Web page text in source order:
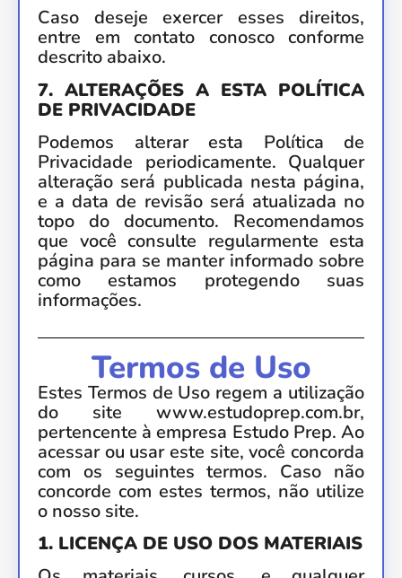
Caso deseje exercer esses direitos,
entre em contato conosco conforme
descrito abaixo.
7. ALTERAÇÕES A ESTA POLÍTICA
DE PRIVACIDADE
Podemos alterar esta Política de
Privacidade periodicamente. Qualquer
alteração será publicada nesta página,
e a data de revisão será atualizada no
topo do documento. Recomendamos
que você consulte regularmente esta
página para se manter informado sobre
como estamos protegendo suas
informações.
Termos de Uso
Estes Termos de Uso regem a utilização
do site www.estudoprep.com.br,
pertencente à empresa Estudo Prep. Ao
acessar ou usar este site, você concorda
com os seguintes termos. Caso não
concorde com estes termos, não utilize
o nosso site.
1. LICENÇA DE USO DOS MATERIAIS